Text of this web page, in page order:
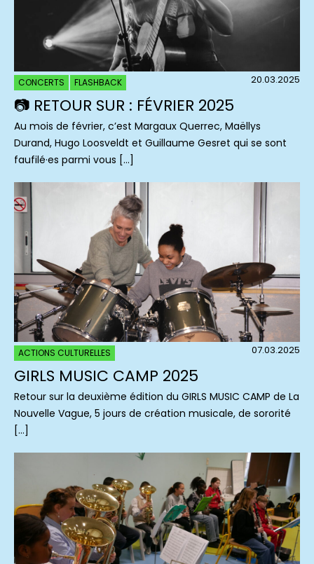
CONCERTS FLASHBACK 20.03.2025
📷 RETOUR SUR : FÉVRIER 2025
Au mois de février, c’est Margaux Querrec, Maëllys
Durand, Hugo Loosveldt et Guillaume Gesret qui se sont
faufilé·es parmi vous […]
ACTIONS CULTURELLES 07.03.2025
GIRLS MUSIC CAMP 2025
Retour sur la deuxième édition du GIRLS MUSIC CAMP de La
Nouvelle Vague, 5 jours de création musicale, de sororité
[…]